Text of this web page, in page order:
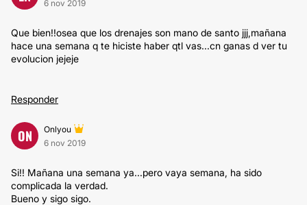
6 nov 2019
Que bien!!osea que los drenajes son mano de santo jjj,mañana
hace una semana q te hiciste haber qtl vas...cn ganas d ver tu
evolucion jejeje
Responder
ON
Onlyou
6 nov 2019
Si!! Mañana una semana ya...pero vaya semana, ha sido
complicada la verdad.
Bueno y sigo sigo.